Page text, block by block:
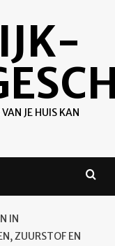
JE HUIS KAN
IN
ZUURSTOF EN